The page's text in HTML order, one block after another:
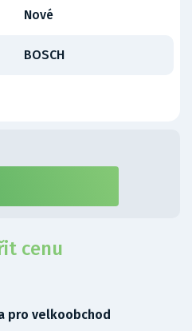
Nové
BOSCH
cenu
pro velkoobchod